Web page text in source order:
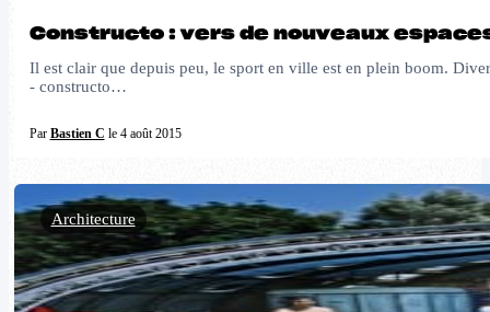
Constructo : vers de nouveaux
Il est clair que depuis peu, le sport en ville est en plein boom.
- constructo…
Par Bastien C le 4 août 2015
Architecture